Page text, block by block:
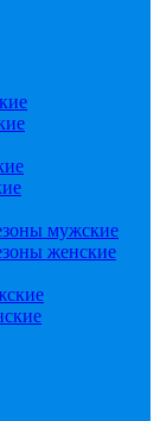
мужские
женские